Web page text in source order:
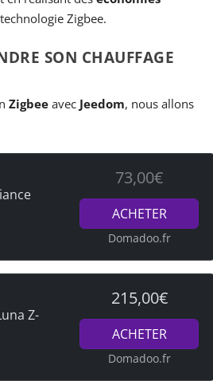
Zigbee.
SON CHAUFFAGE
Zigbeeavec Jeedom, nous allons
73,00€
ACHETER
Domadoo.fr
Z-
215,00€
ACHETER
Domadoo.fr